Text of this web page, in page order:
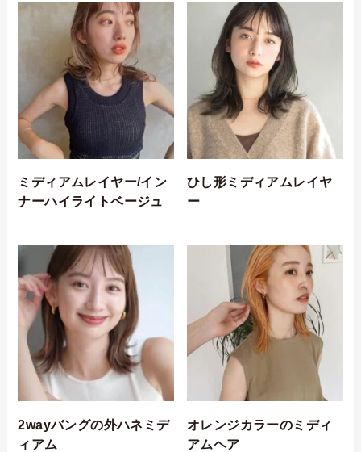
ミディアムレイヤー/イン
ナーハイライトベージュ
ひし形ミディアムレイヤ
ー
2wayバングの外ハネミデ
ィアム
オレンジカラーのミディ
アムヘア